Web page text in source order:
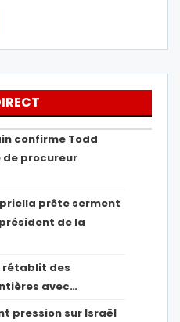
confirme Todd
de procureur
prête serment
de la
rétablit des
avec…
pression sur Israël